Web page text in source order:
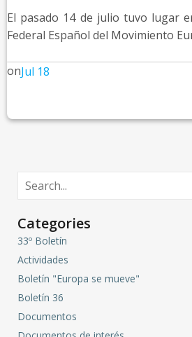
El pasado 14 de julio tuvo lugar
Federal Español del Movimiento
onJul 18
Categories
33º Boletín
Actividades
Boletín "Europa se mueve"
Boletín 36
Documentos